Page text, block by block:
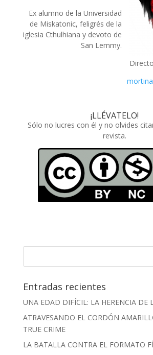
Ex alumno de la Universidad
de Miskatonic, feligrés de la
iglesia Cthulhiana y devoto de
San Lemmy.
¡LLÉVATELO!
Sólo no lucres con él y no olvides
revista.
Entradas recientes
UNA EDAD DIFÍCIL: LA HERENCIA DE
ATRAVESANDO EL CORDÓN
TRUE CRIME
LA BATALLA CONTRA EL FORMATO